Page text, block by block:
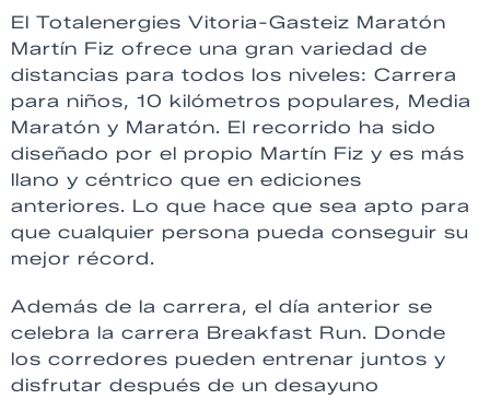
El Totalenergies Vitoria-Gasteiz Maratón
Martín Fiz ofrece una gran variedad de
distancias para todos los niveles: Carrera
para niños, 10 kilómetros populares, Media
Maratón y Maratón. El recorrido ha sido
diseñado por el propio Martín Fiz y es más
llano y céntrico que en ediciones
anteriores. Lo que hace que sea apto para
que cualquier persona pueda conseguir su
mejor récord.
Además de la carrera, el día anterior se
celebra la carrera Breakfast Run. Donde
los corredores pueden entrenar juntos y
disfrutar después de un desayuno